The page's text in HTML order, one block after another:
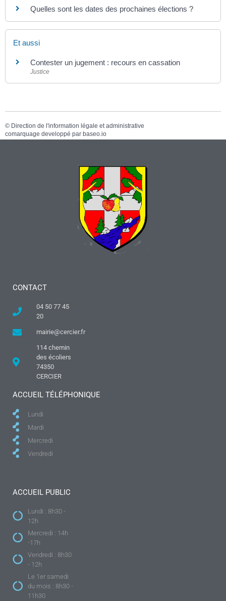
Quelles sont les dates des prochaines élections ?
Et aussi
Contester un jugement : recours en cassation
Justice
© Direction de l'information légale et administrative
comarquage developpé par baseo.io
CONTACT
04 50 77 45
20
mairie@cercier.fr
114 chemin
des écoliers
74350
CERCIER
ACCUEIL TÉLÉPHONIQUE
Lundi
Mardi
Mercredi
Vendredi
ACCUEIL PUBLIC
Lundi : 8h30 -
12h
Mercredi : 14h
-17h
Vendredi : 8h30
- 12h
Le 1er samedi
du mois : 8h30 -
11h30